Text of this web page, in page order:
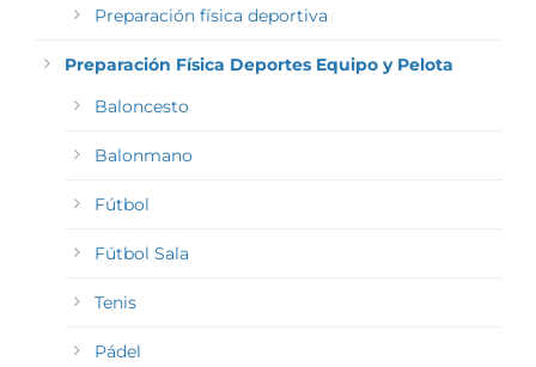
Preparación física deportiva
Preparación Física Deportes Equipo y Pelota
Baloncesto
Balonmano
Fútbol
Fútbol Sala
Tenis
Pádel